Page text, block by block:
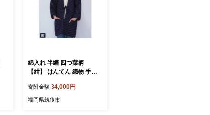
綿入れ 半纏 四つ葉柄
【紺】 はんてん 織物 手縫
寄附金額 34,000円
福岡県筑後市